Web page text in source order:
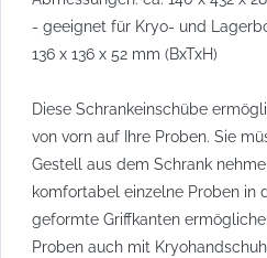
- geeignet für Kryo- und
136 x 136 x 52 mm (BxTxH)
Diese Schrankeinschübe
von vorn auf Ihre Proben. Sie
Gestell aus dem Schrank
komfortabel einzelne Proben in
geformte Griffkanten
Proben auch mit